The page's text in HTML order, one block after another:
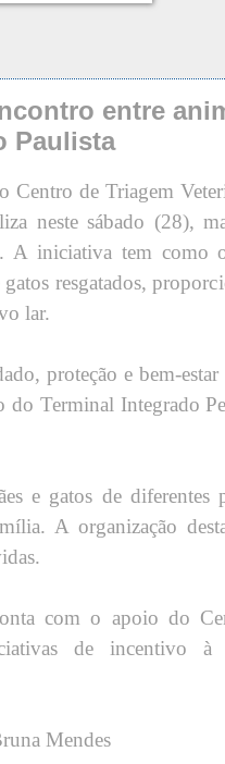
entre
Paulista
Centro de Triagem
neste sábado (28),
A iniciativa tem como
resgatados,
lar.
proteção e bem-
do Terminal Integrado
e gatos de diferentes
A organização
com o apoio do
de incentivo à
Mendes